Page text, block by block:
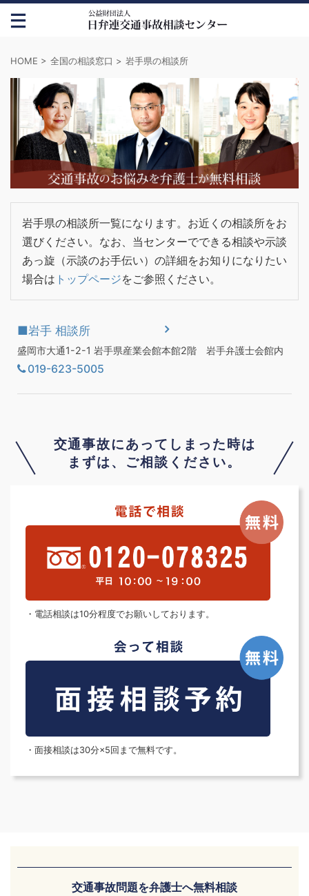
HOME > 全国の相談窓口 > 岩手県の相談所
岩手県の相談所一覧になります。お近くの相談所をお
選びください。なお、当センターでできる相談や示談
あっ旋（示談のお手伝い）の詳細をお知りになりたい
場合は トップページをご参照ください。
■岩手 相談所
盛岡市大通1-2-1 岩手県産業会館本館2階 岩手弁護士会館内
019-623-5005
交通事故にあってしまった時は
まずは、ご相談ください。
・電話相談は10分程度でお願いしております。
・面接相談は30分×5回まで無料です。
交通事故問題を弁護士へ無料相談